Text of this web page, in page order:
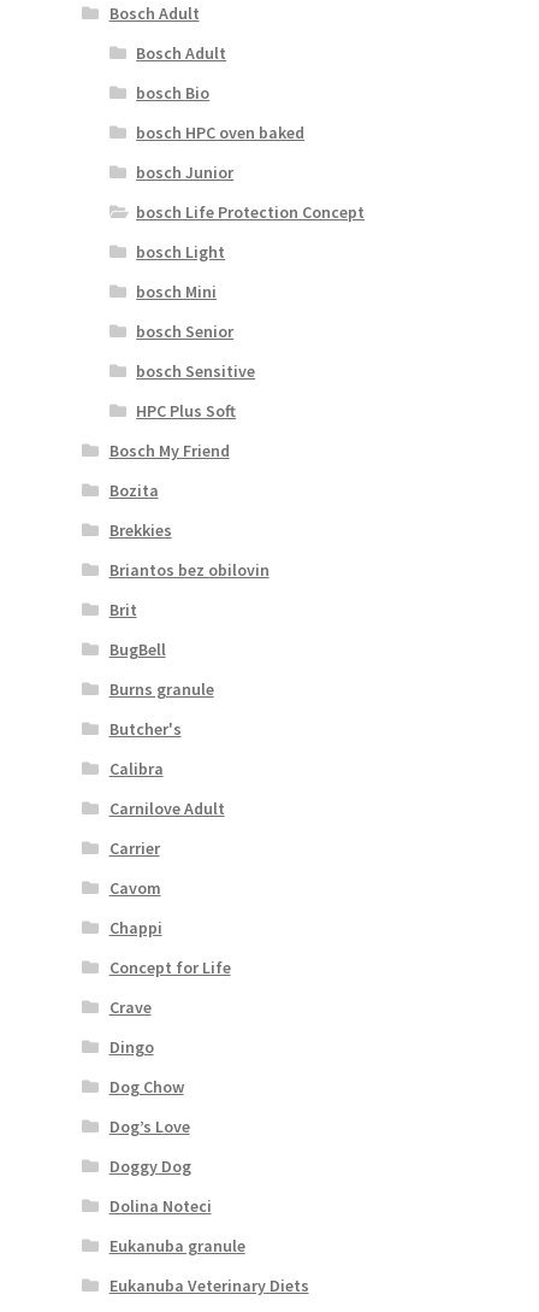
Bosch Adult
Bosch Adult
bosch Bio
bosch HPC oven baked
bosch Junior
bosch Life Protection Concept
bosch Light
bosch Mini
bosch Senior
bosch Sensitive
HPC Plus Soft
Bosch My Friend
Bozita
Brekkies
Briantos bez obilovin
Brit
BugBell
Burns granule
Butcher's
Calibra
Carnilove Adult
Carrier
Cavom
Chappi
Concept for Life
Crave
Dingo
Dog Chow
Dog’s Love
Doggy Dog
Dolina Noteci
Eukanuba granule
Eukanuba Veterinary Diets